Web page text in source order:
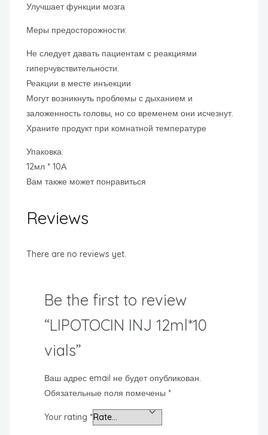
Улучшает функции мозга
Меры предосторожности:
Не следует давать пациентам с реакциями
гиперчувствительности.
Реакции в месте инъекции
Могут возникнуть проблемы с дыханием и
заложенность головы, но со временем они исчезнут.
Храните продукт при комнатной температуре
Упаковка:
12мл * 10А
Вам также может понравиться
Reviews
There are no reviews yet.
Be the first to review
“LIPOTOCIN INJ 12ml*10
vials”
Ваш адрес email не будет опубликован.
Обязательные поля помечены *
Your rating *